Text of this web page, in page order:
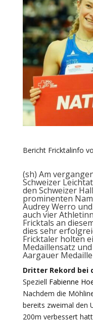
Bericht Fricktalinfo
(sh) Am
Schweizer
den Schweizer
prominenten
Audrey Werro
auch vier
Fricktals an
dies sehr
Fricktaler holten
Medaillensatz
Aargauer
Dritter Rekord bei
Speziell Fabienne
Nachdem die
bereits zweimal den
200m verbessert